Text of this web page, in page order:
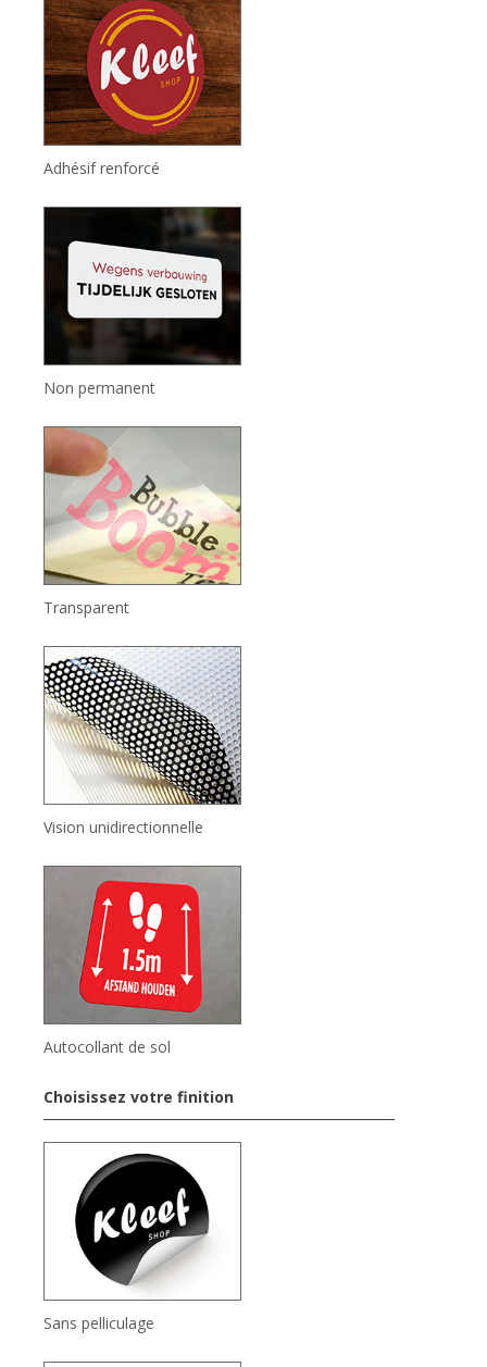
Adhésif renforcé
Non permanent
Transparent
Vision unidirectionnelle
Autocollant de sol
Choisissez votre finition
Sans pelliculage